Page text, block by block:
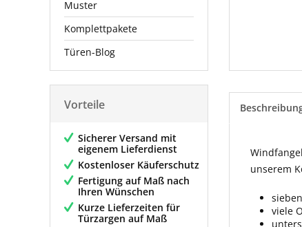
Muster
Komplettpakete
Türen-Blog
Vorteile
Sicherer Versand mit
eigenem Lieferdienst
Kostenloser Käuferschutz
Fertigung auf Maß nach
Ihren Wünschen
Kurze Lieferzeiten für
Türzargen auf Maß
unserem
viele